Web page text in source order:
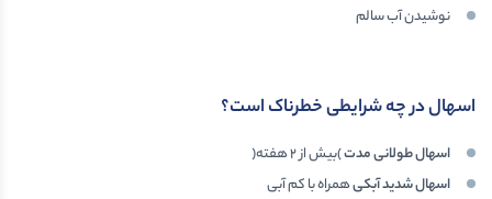
نوشیدن آب سالم
اسهال در چه شرایطی خطرناک است؟
اسهال طولانی مدت)بیش از ۲ هفته(
اسهال شدید آبکیهمراه با کم آبی